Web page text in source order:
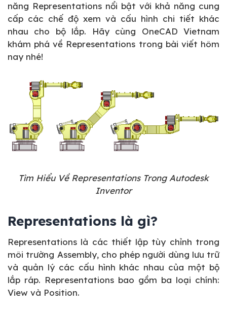
năng Representations nổi bật với khả năng cung
cấp các chế độ xem và cấu hình chi tiết khác
nhau cho bộ lắp. Hãy cùng OneCAD Vietnam
khám phá về Representations trong bài viết hôm
nay nhé!
Tìm Hiểu Về Representations Trong Autodesk
Inventor
Representations là gì?
Representations là các thiết lập tùy chỉnh trong
môi trường Assembly, cho phép người dùng lưu trữ
và quản lý các cấu hình khác nhau của một bộ
lắp ráp. Representations bao gồm ba loại chính:
View và Position.